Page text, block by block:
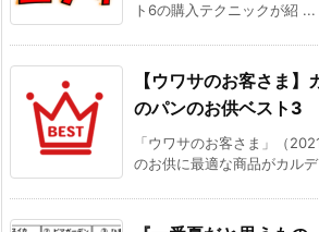
ト6の購入テクニックが紹 ...
【ウワサのお客さま】
のパンのお供ベスト3
「ウワサのお客さま」（
のお供に最適な商品がカル